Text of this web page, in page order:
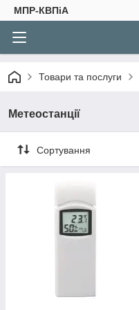
МПР-КВПіА
Товари та послуги
Метеостанції
Сортування